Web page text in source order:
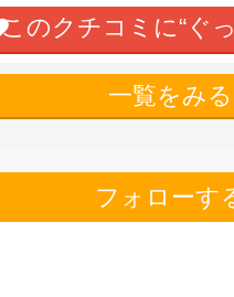
このクチコミに“ぐ
一覧をみる
フォローす